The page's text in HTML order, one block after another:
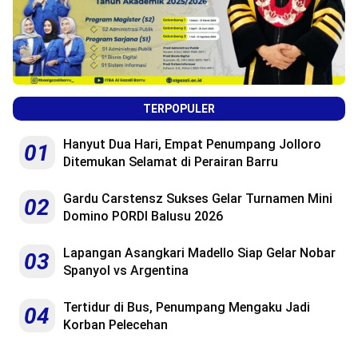
TERPOPULER
01
Hanyut Dua Hari, Empat Penumpang Jolloro
Ditemukan Selamat di Perairan Barru
02
Gardu Carstensz Sukses Gelar Turnamen Mini
Domino PORDI Balusu 2026
03
Lapangan Asangkari Madello Siap Gelar Nobar
Spanyol vs Argentina
04
Tertidur di Bus, Penumpang Mengaku Jadi
Korban Pelecehan